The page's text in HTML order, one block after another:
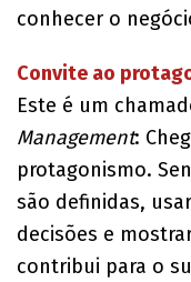
conhecer o
Convite ao
Este é um
Management:
protagonismo.
são definidas,
decisões e
contribui para o